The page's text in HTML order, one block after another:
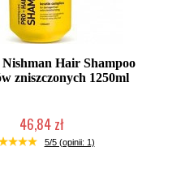
Nishman Hair Shampoo
zniszczonych 1250ml
46,84 zł
ilość (wysyłka w 24h)
5/5 (opinii: 1)